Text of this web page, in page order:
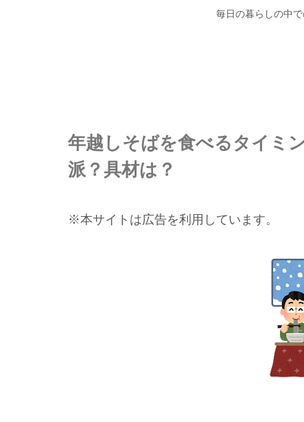
毎日の暮らしの中
年越しそばを食べるタイミ
派？具材は？
※本サイトは広告を利用しています。